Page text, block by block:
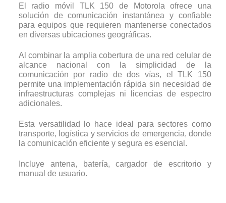
El radio móvil TLK 150 de Motorola ofrece una
solución de comunicación instantánea y confiable
para equipos que requieren mantenerse conectados
en diversas ubicaciones geográficas.
Al combinar la amplia cobertura de una red celular de
alcance nacional con la simplicidad de la
comunicación por radio de dos vías, el TLK 150
permite una implementación rápida sin necesidad de
infraestructuras complejas ni licencias de espectro
adicionales.
Esta versatilidad lo hace ideal para sectores como
transporte, logística y servicios de emergencia, donde
la comunicación eficiente y segura es esencial.
Incluye antena, batería, cargador de escritorio y
manual de usuario.